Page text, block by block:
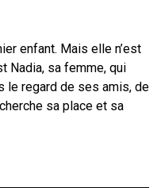
enfant. Mais elle n’est
Nadia, sa femme, qui
le regard de ses amis, de
sa place et sa